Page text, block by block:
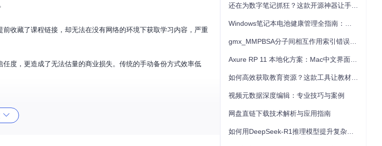
收藏了课程链接，却无法在没有网络的环境下获取学习内容，严重
度，更造成了无法估量的商业损失。传统的手动备份方式效率低
视频元数据深度编辑：专业技巧与案例
网盘直链下载技术解析与应用指南